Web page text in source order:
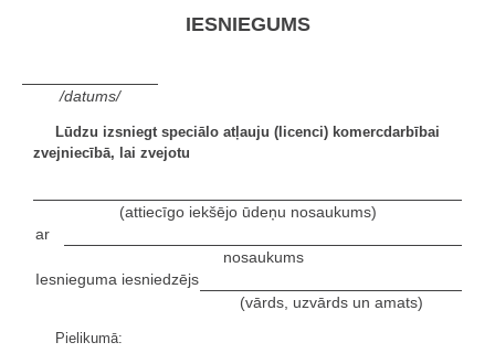
IESNIEGUMS
/datums/
Lūdzu izsniegt speciālo atļauju (licenci) komercdarbībai
zvejniecībā, lai zvejotu
(attiecīgo iekšējo ūdeņu nosaukums)
ar
nosaukums
Iesnieguma iesniedzējs
(vārds, uzvārds un amats)
Pielikumā: